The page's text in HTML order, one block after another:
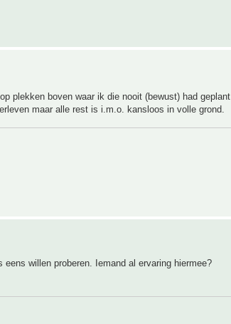
plekken boven waar ik die nooit (bewust) had geplant
maar alle rest is i.m.o. kansloos in volle grond.
willen proberen. Iemand al ervaring hiermee?